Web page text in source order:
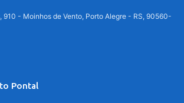
910 - Moinhos de Vento, Porto Alegre - RS, 90560-
Pontal